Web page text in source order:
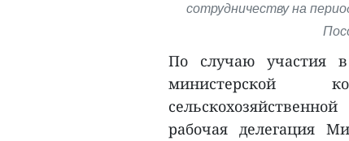
сотрудничеству на
По случаю участия в
министерской
рабочая делегация